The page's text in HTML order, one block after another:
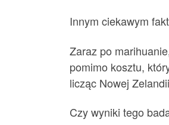
Innym ciekawym
Zaraz po
pomimo kosztu,
licząc Nowej
Czy wyniki tego